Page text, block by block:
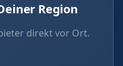
Region
direkt vor Ort.